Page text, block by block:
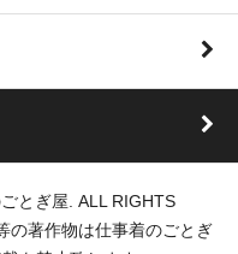
とぎ屋. ALL RIGHTS
の著作物は仕事着のごとぎ